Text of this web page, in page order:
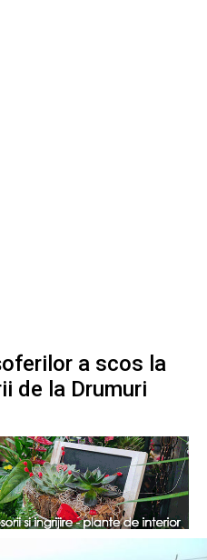
a scos la
de la Drumuri